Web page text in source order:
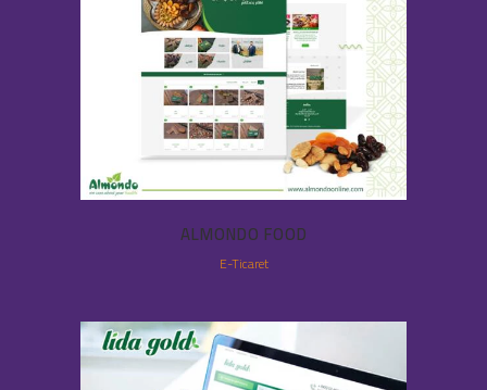
ALMONDO FOOD
E-Ticaret